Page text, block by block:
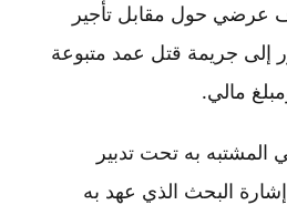
عرضي حول مقابل تأجير
إلى جريمة قتل عمد متبوعة
مالي.
المشتبه به تحت تدبير
البحث الذي عهد به